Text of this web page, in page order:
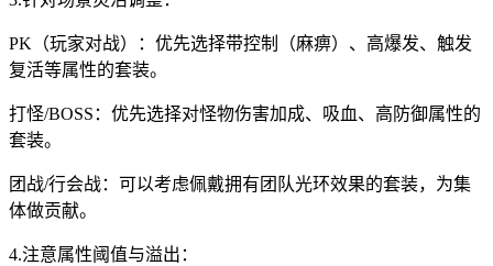
PK（玩家对战）：优先选择带控制（麻痹）、高爆发、触发
复活等属性的套装。
打怪/BOSS：优先选择对怪物伤害加成、吸血、高防御属性的
套装。
团战/行会战：可以考虑佩戴拥有团队光环效果的套装，为集
体做贡献。
4.注意属性阈值与溢出：